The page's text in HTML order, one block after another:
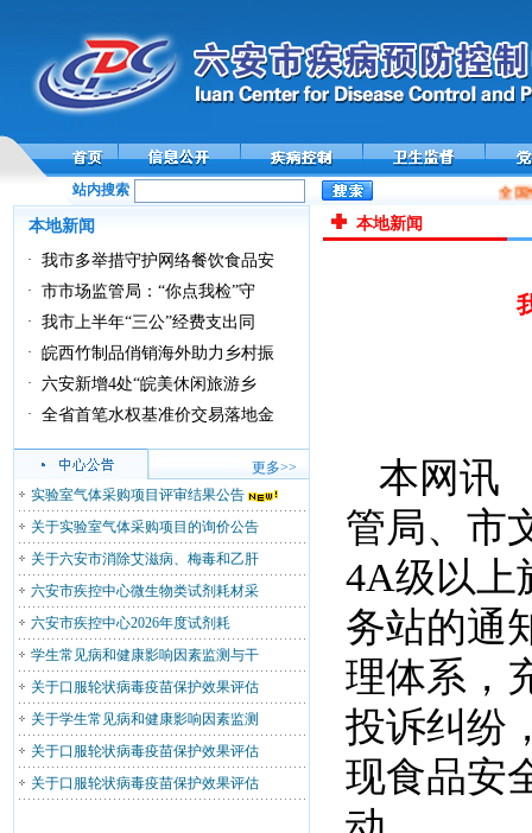
站内搜索 全国
本地新闻
· 我市多举措守护网络餐饮食品安
· 市市场监管局：“你点我检”守
· 我市上半年“三公”经费支出同
· 皖西竹制品俏销海外助力乡村振
· 六安新增4处“皖美休闲旅游乡
· 全省首笔水权基准价交易落地金
更多>>
实验室气体采购项目评审结果公告
关于实验室气体采购项目的询价公告
关于六安市消除艾滋病、梅毒和乙肝
六安市疾控中心微生物类试剂耗材采
六安市疾控中心2026年度试剂耗
学生常见病和健康影响因素监测与干
关于口服轮状病毒疫苗保护效果评估
关于学生常见病和健康影响因素监测
关于口服轮状病毒疫苗保护效果评估
关于口服轮状病毒疫苗保护效果评估
本地新闻
本网讯
管局、市
4A级以上
务站的通
理体系，
投诉纠纷
现食品安